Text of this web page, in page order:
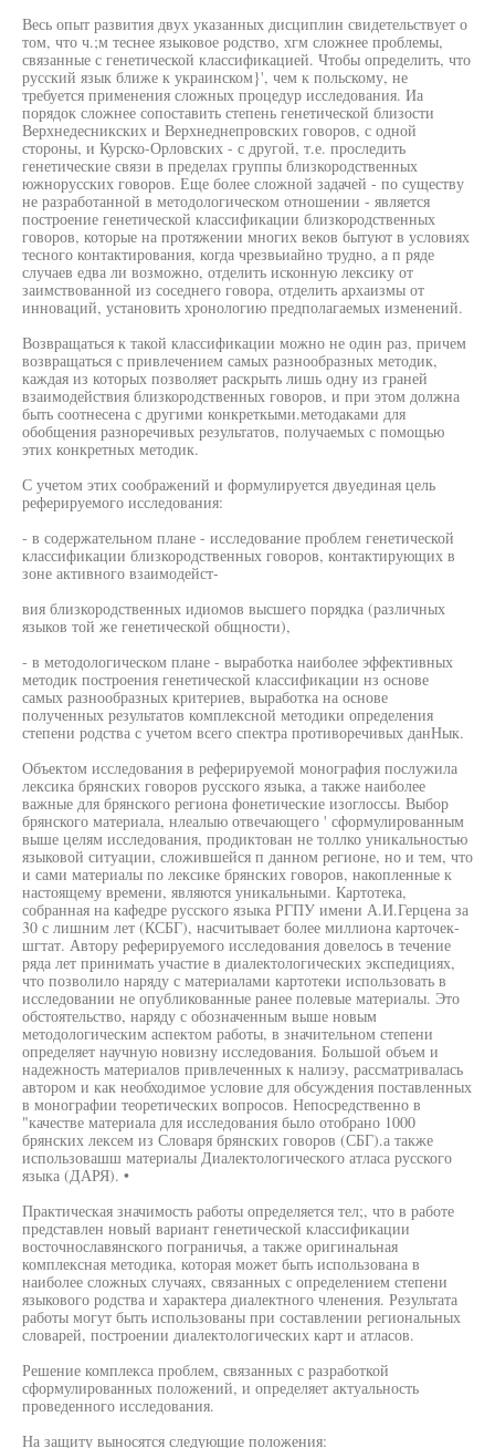
Весь опыт развития двух указанных дисциплин свидетельствует о
том, что ч.;м теснее языковое родство, хгм сложнее проблемы,
связанные с генетической классификацией. Чтобы определить, что
русский язык ближе к украинском}', чем к польскому, не
требуется применения сложных процедур исследования. Иа
порядок сложнее сопоставить степень генетической близости
Верхнедесникских и Верхнеднепровских говоров, с одной
стороны, и Курско-Орловских - с другой, т.е. проследить
генетические связи в пределах группы близкородственных
южнорусских говоров. Еще более сложной задачей - по существу
не разработанной в методологическом отношении - является
построение генетической классификации близкородственных
говоров, которые на протяжении многих веков бытуют в условиях
тесного контактирования, когда чрезвьиайно трудно, а п ряде
случаев едва ли возможно, отделить исконную лексику от
заимствованной из соседнего говора, отделить архаизмы от
инноваций, установить хронологию предполагаемых изменений.
Возвращаться к такой классификации можно не один раз, причем
возвращаться с привлечением самых разнообразных методик,
каждая из которых позволяет раскрыть лишь одну из граней
взаимодействия близкородственных говоров, и при этом должна
быть соотнесена с другими конкреткыми.методаками для
обобщения разноречивых результатов, получаемых с помощью
этих конкретных методик.
С учетом этих соображений и формулируется двуединая цель
реферируемого исследования:
- в содержательном плане - исследование проблем генетической
классификации близкородственных говоров, контактирующих в
зоне активного взаимодейст-
вия близкородственных идиомов высшего порядка (различных
языков той же генетической общности),
- в методологическом плане - выработка наиболее эффективных
методик построения генетической классификации нз основе
самых разнообразных критериев, выработка на основе
полученных результатов комплексной методики определения
степени родства с учетом всего спектра противоречивых данНык.
Объектом исследования в реферируемой монография послужила
лексика брянских говоров русского языка, а также наиболее
важные для брянского региона фонетические изоглоссы. Выбор
брянского материала, нлеалыю отвечающего ' сформулированным
выше целям исследования, продиктован не толлко уникальностью
языковой ситуации, сложившейся п данном регионе, но и тем, что
и сами материалы по лексике брянских говоров, накопленные к
настоящему времени, являются уникальными. Картотека,
собранная на кафедре русского языка РГПУ имени А.И.Герцена за
30 с лишним лет (КСБГ), насчитывает более миллиона карточек-
шгтат. Автору реферируемого исследования довелось в течение
ряда лет принимать участие в диалектологических экспедициях,
что позволило наряду с материалами картотеки использовать в
исследовании не опубликованные ранее полевые материалы. Это
обстоятельство, наряду с обозначенным выше новым
методологическим аспектом работы, в значительном степени
определяет научную новизну исследования. Большой объем и
надежность материалов привлеченных к налиэу, рассматривалась
автором и как необходимое условие для обсуждения поставленных
в монографии теоретических вопросов. Непосредственно в
"качестве материала для исследования было отобрано 1000
брянских лексем из Словаря брянских говоров (СБГ).а также
использовашш материалы Диалектологического атласа русского
языка (ДАРЯ). •
Практическая значимость работы определяется тел;, что в работе
представлен новый вариант генетической классификации
восточнославянского пограничья, а также оригинальная
комплексная методика, которая может быть использована в
наиболее сложных случаях, связанных с определением степени
языкового родства и характера диалектного членения. Результата
работы могут быть использованы при составлении региональных
словарей, построении диалектологических карт и атласов.
Решение комплекса проблем, связанных с разработкой
сформулированных положений, и определяет актуальность
проведенного исследования.
На защиту выносятся следующие положения: